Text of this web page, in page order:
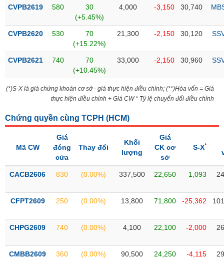
quan
Giao
dịch
Tài
chính
tích
Hồ
doanh
Tin
Tâm
CVPB2619 580
30
(+5.45%)
4,000 -3,150 30,740
CVPB2620 530
70
(+15.22%)
21,300 -2,150 30,120
CVPB2621 740
70
(+10.45%)
33,000 -2,150 30,960
(*)S-X là giá chứng khoán cơ sở - giá thực hiện điều chỉnh; (**)Hòa vốn = Giá
thực hiện điều chỉnh + Giá CW * Tỷ lệ chuyển đổi điều chỉnh
Chứng quyền cùng TCPH (HCM)
Mã CW
Giá
đóng
cửa
Thay đổi
Khối
lượng
Giá
CK cơ
sở
S-X*
CACB2606 830 (0.00%) 337,500 22,650 1,093
CFPT2609 250 (0.00%) 13,800 71,800 -25,362
CHPG2609 740 (0.00%) 4,100 22,100 -2,000
CMBB2609 360 (0.00%) 90,500 24,250 -4,115
VS-
VẬT
CÔNG